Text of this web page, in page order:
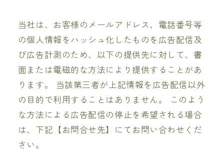
当社は、お客様のメールアドレス、電話番号等
の個人情報をハッシュ化したものを広告配信及
び広告計測のため、以下の提供先に対して、書
面または電磁的な方法により提供することがあ
ります。 当該第三者が上記情報を広告配信以外
の目的で利用することはありません。 このよう
な方法による広告配信の停止を希望される場合
は、下記【お問合せ先】にてお問い合わせくだ
さい。